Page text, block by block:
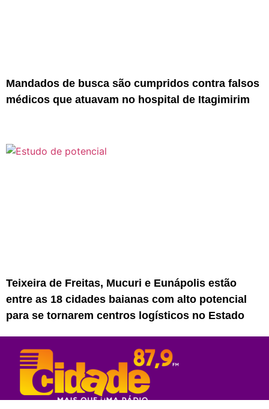
Mandados de busca são cumpridos contra falsos
médicos que atuavam no hospital de Itagimirim
Teixeira de Freitas, Mucuri e Eunápolis estão
entre as 18 cidades baianas com alto potencial
para se tornarem centros logísticos no Estado